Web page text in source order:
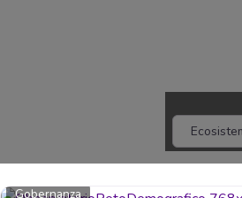
Gobernanza